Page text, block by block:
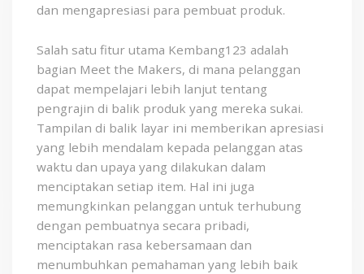
dan mengapresiasi para pembuat produk.
Salah satu fitur utama Kembang123 adalah
bagian Meet the Makers, di mana pelanggan
dapat mempelajari lebih lanjut tentang
pengrajin di balik produk yang mereka sukai.
Tampilan di balik layar ini memberikan apresiasi
yang lebih mendalam kepada pelanggan atas
waktu dan upaya yang dilakukan dalam
menciptakan setiap item. Hal ini juga
memungkinkan pelanggan untuk terhubung
dengan pembuatnya secara pribadi,
menciptakan rasa kebersamaan dan
menumbuhkan pemahaman yang lebih baik